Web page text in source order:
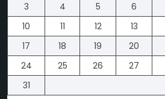
3
4 5 6
10
11 12 13
17
18 19 20
24
25 26 27
31